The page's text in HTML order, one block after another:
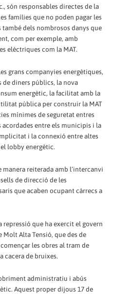
són responsables directes de la
famílies que no poden pagar les
dels nombrosos danys que
com per exemple, amb
elèctriques com la MAT.
grans companyies energètiques,
diners públics, la nova
energètic, la facilitat amb la
pública per construir la MAT
mínimes de seguretat entres
entre els municipis i la
i la connexió entre altes
lobby energètic.
reiterada amb l’intercanvi
de direcció de les
que acaben ocupant càrrecs a
que ha exercit el govern
Alta Tensió, que des de
les obres al tram de
cacera de bruixes.
administratiu i abús
Aquest proper dijous 17 de